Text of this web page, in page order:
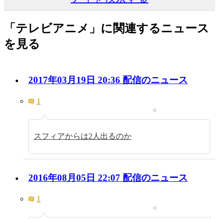
「テレビアニメ」に関連するニュース
を見る
2017年03月19日 20:36 配信のニュース
1
スフィアからは2人出るのか
2016年08月05日 22:07 配信のニュース
1